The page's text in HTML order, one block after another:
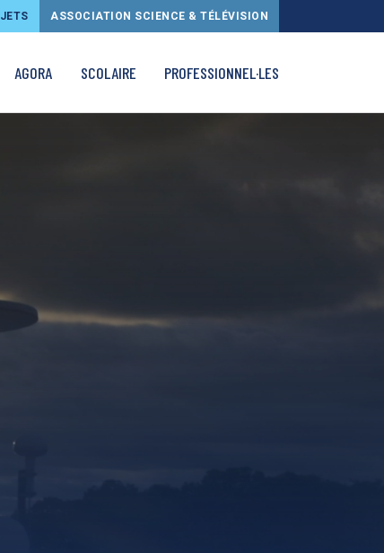
ASSOCIATION SCIENCE & TÉLÉVISION
AGORA SCOLAIRE PROFESSIONNEL·LES